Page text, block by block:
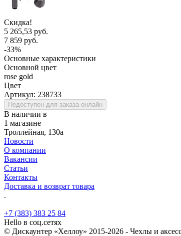
Скидка!
5 265,53 руб.
7 859 руб.
-33%
Основные характеристики
Основной цвет
rose gold
Цвет
Артикул: 238733
Недоступен для заказа онлайн
В наличии в
1 магазине
Троллейная, 130а
Новости
О компании
Вакансии
Статьи
Контакты
Доставка и возврат товара
.
+7 (383) 383 25 84
Hello в соц.сетях
© Дискаунтер «Хеллоу» 2015-2026 - Чехлы и